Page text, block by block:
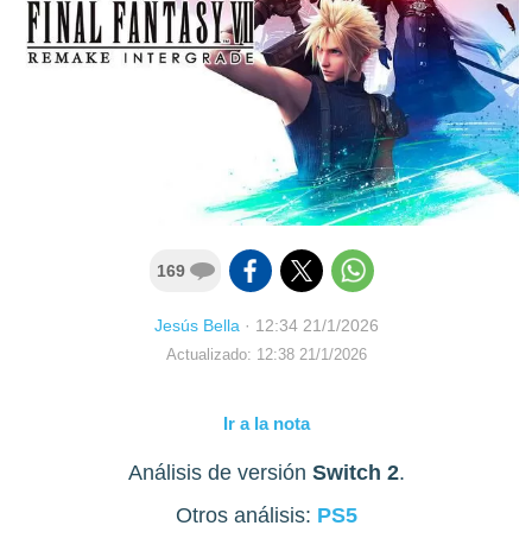
169
Jesús Bella · 12:34 21/1/2026
Actualizado: 12:38 21/1/2026
Ir a la nota
Análisis de versión Switch 2.
Otros análisis: PS5